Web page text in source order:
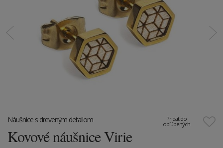
Pridať do
obľúbených
Náušnice s dreveným detailom
Kovové náušnice Virie